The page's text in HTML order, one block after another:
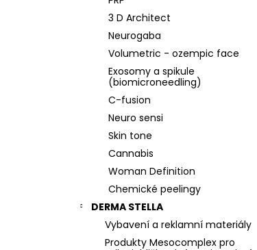
3 D Architect
Neurogaba
Volumetric - ozempic face
Exosomy a spikule
(biomicroneedling)
C-fusion
Neuro sensi
Skin tone
Cannabis
Woman Definition
Chemické peelingy
DERMA STELLA
Vybavení a reklamní materiály
Produkty Mesocomplex pro